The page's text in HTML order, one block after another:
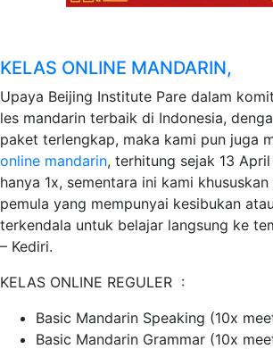
KELAS ONLINE MANDARIN,
Upaya Beijing Institute Pare dalam
les mandarin terbaik di Indonesia,
paket terlengkap, maka kami pun juga
online mandarin, terhitung sejak 13
hanya 1x, sementara ini kami
pemula yang mempunyai kesibukan
terkendala untuk belajar langsung ke
– Kediri.
KELAS ONLINE REGULER :
Basic Mandarin Speaking (10x
Basic Mandarin Grammar (10x